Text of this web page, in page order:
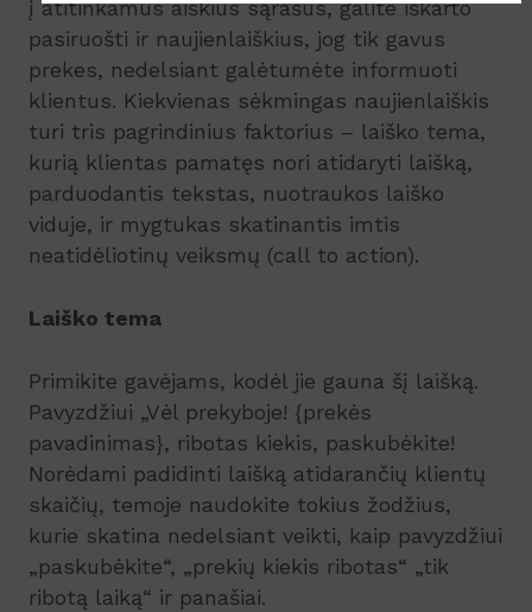
į atitinkamus aiškius sąrašus, galite iškarto
pasiruošti ir naujienlaiškius, jog tik gavus
prekes, nedelsiant galėtumėte informuoti
klientus. Kiekvienas sėkmingas naujienlaiškis
turi tris pagrindinius faktorius – laiško tema,
kurią klientas pamatęs nori atidaryti laišką,
parduodantis tekstas, nuotraukos laiško
viduje, ir mygtukas skatinantis imtis
neatidėliotinų veiksmų (call to action).
Laiško tema
Primikite gavėjams, kodėl jie gauna šį laišką.
Pavyzdžiui „Vėl prekyboje! {prekės
pavadinimas}, ribotas kiekis, paskubėkite!
Norėdami padidinti laišką atidarančių klientų
skaičių, temoje naudokite tokius žodžius,
kurie skatina nedelsiant veikti, kaip pavyzdžiui
„paskubėkite“, „prekių kiekis ribotas“ „tik
ribotą laiką“ ir panašiai.